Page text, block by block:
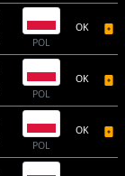
POL
OK
POL
OK
POL
OK